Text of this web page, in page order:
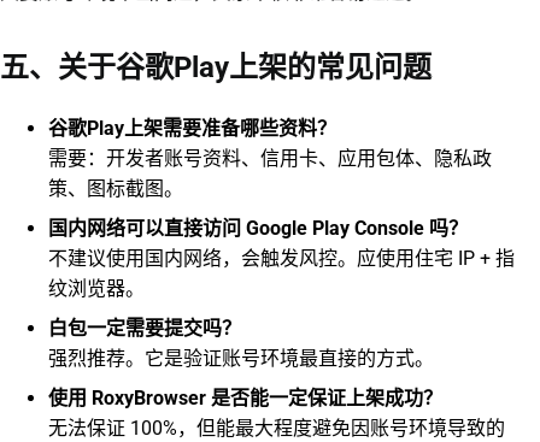
五、关于谷歌Play上架的常见问题
谷歌Play上架需要准备哪些资料？
需要：开发者账号资料、信用卡、应用包体、隐私政
策、图标截图。
国内网络可以直接访问 Google Play Console 吗？
不建议使用国内网络，会触发风控。应使用住宅 IP + 指
纹浏览器。
白包一定需要提交吗？
强烈推荐。它是验证账号环境最直接的方式。
使用 RoxyBrowser 是否能一定保证上架成功？
无法保证 100%，但能最大程度避免因账号环境导致的